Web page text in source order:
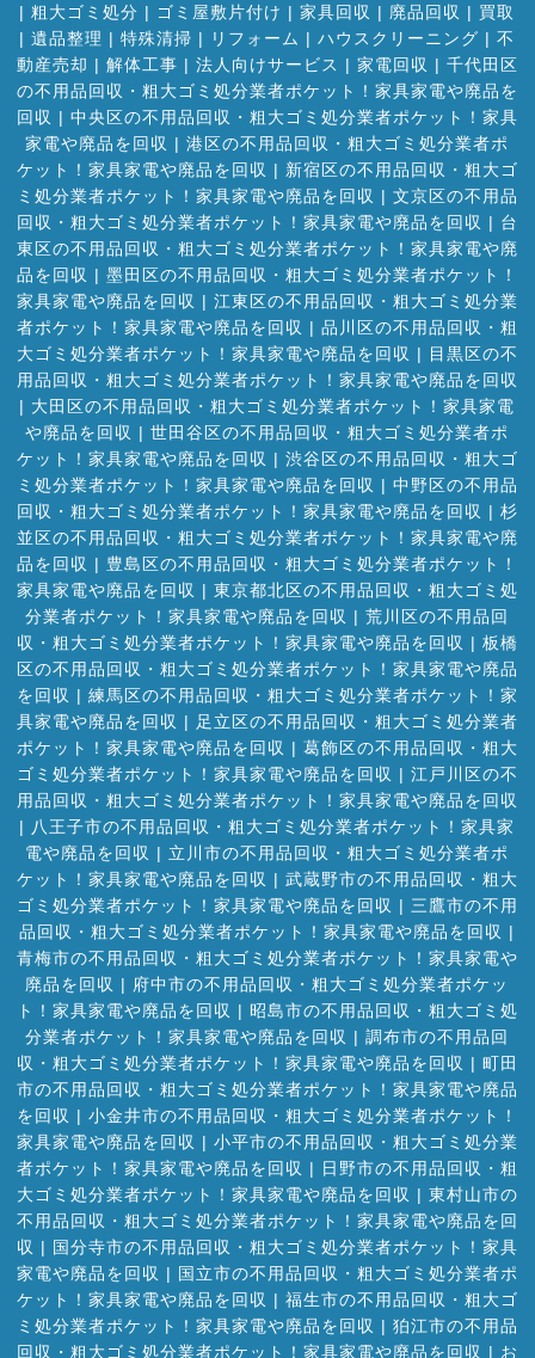
| 粗大ゴミ処分 | ゴミ屋敷片付け | 家具回収 | 廃品回収 | 買取
| 遺品整理 | 特殊清掃 | リフォーム | ハウスクリーニング | 不
動産売却 | 解体工事 | 法人向けサービス | 家電回収 | 千代田区
の不用品回収・粗大ゴミ処分業者ポケット！家具家電や廃品を
回収 | 中央区の不用品回収・粗大ゴミ処分業者ポケット！家具
家電や廃品を回収 | 港区の不用品回収・粗大ゴミ処分業者ポ
ケット！家具家電や廃品を回収 | 新宿区の不用品回収・粗大ゴ
ミ処分業者ポケット！家具家電や廃品を回収 | 文京区の不用品
回収・粗大ゴミ処分業者ポケット！家具家電や廃品を回収 | 台
東区の不用品回収・粗大ゴミ処分業者ポケット！家具家電や廃
品を回収 | 墨田区の不用品回収・粗大ゴミ処分業者ポケット！
家具家電や廃品を回収 | 江東区の不用品回収・粗大ゴミ処分業
者ポケット！家具家電や廃品を回収 | 品川区の不用品回収・粗
大ゴミ処分業者ポケット！家具家電や廃品を回収 | 目黒区の不
用品回収・粗大ゴミ処分業者ポケット！家具家電や廃品を回収
| 大田区の不用品回収・粗大ゴミ処分業者ポケット！家具家電
や廃品を回収 | 世田谷区の不用品回収・粗大ゴミ処分業者ポ
ケット！家具家電や廃品を回収 | 渋谷区の不用品回収・粗大ゴ
ミ処分業者ポケット！家具家電や廃品を回収 | 中野区の不用品
回収・粗大ゴミ処分業者ポケット！家具家電や廃品を回収 | 杉
並区の不用品回収・粗大ゴミ処分業者ポケット！家具家電や廃
品を回収 | 豊島区の不用品回収・粗大ゴミ処分業者ポケット！
家具家電や廃品を回収 | 東京都北区の不用品回収・粗大ゴミ処
分業者ポケット！家具家電や廃品を回収 | 荒川区の不用品回
収・粗大ゴミ処分業者ポケット！家具家電や廃品を回収 | 板橋
区の不用品回収・粗大ゴミ処分業者ポケット！家具家電や廃品
を回収 | 練馬区の不用品回収・粗大ゴミ処分業者ポケット！家
具家電や廃品を回収 | 足立区の不用品回収・粗大ゴミ処分業者
ポケット！家具家電や廃品を回収 | 葛飾区の不用品回収・粗大
ゴミ処分業者ポケット！家具家電や廃品を回収 | 江戸川区の不
用品回収・粗大ゴミ処分業者ポケット！家具家電や廃品を回収
| 八王子市の不用品回収・粗大ゴミ処分業者ポケット！家具家
電や廃品を回収 | 立川市の不用品回収・粗大ゴミ処分業者ポ
ケット！家具家電や廃品を回収 | 武蔵野市の不用品回収・粗大
ゴミ処分業者ポケット！家具家電や廃品を回収 | 三鷹市の不用
品回収・粗大ゴミ処分業者ポケット！家具家電や廃品を回収 |
青梅市の不用品回収・粗大ゴミ処分業者ポケット！家具家電や
廃品を回収 | 府中市の不用品回収・粗大ゴミ処分業者ポケッ
ト！家具家電や廃品を回収 | 昭島市の不用品回収・粗大ゴミ処
分業者ポケット！家具家電や廃品を回収 | 調布市の不用品回
収・粗大ゴミ処分業者ポケット！家具家電や廃品を回収 | 町田
市の不用品回収・粗大ゴミ処分業者ポケット！家具家電や廃品
を回収 | 小金井市の不用品回収・粗大ゴミ処分業者ポケット！
家具家電や廃品を回収 | 小平市の不用品回収・粗大ゴミ処分業
者ポケット！家具家電や廃品を回収 | 日野市の不用品回収・粗
大ゴミ処分業者ポケット！家具家電や廃品を回収 | 東村山市の
不用品回収・粗大ゴミ処分業者ポケット！家具家電や廃品を回
収 | 国分寺市の不用品回収・粗大ゴミ処分業者ポケット！家具
家電や廃品を回収 | 国立市の不用品回収・粗大ゴミ処分業者ポ
ケット！家具家電や廃品を回収 | 福生市の不用品回収・粗大ゴ
ミ処分業者ポケット！家具家電や廃品を回収 | 狛江市の不用品
回収・粗大ゴミ処分業者ポケット！家具家電や廃品を回収 | お